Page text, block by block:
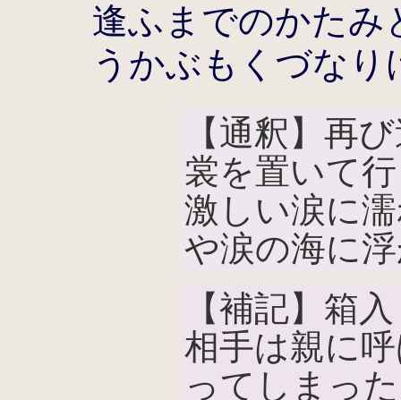
逢ふまでのかたみ
うかぶもくづなり
【通釈】再
裳を置いて
激しい涙に
や涙の海に
【補記】箱
相手は親に
ってしまっ